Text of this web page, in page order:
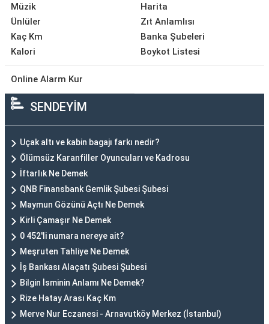
Müzik
Ünlüler
Kaç Km
Kalori
Harita
Zıt Anlamlısı
Banka Şubeleri
Boykot Listesi
Online Alarm Kur
SENDEYİM
Uçak altı ve kabin bagajı farkı nedir?
Ölümsüz Karanfiller Oyuncuları ve Kadrosu
İftarlık Ne Demek
QNB Finansbank Gemlik Şubesi Şubesi
Maymun Gözünü Açtı Ne Demek
Kirli Çamaşır Ne Demek
0 452'li numara nereye ait?
Meşruten Tahliye Ne Demek
İş Bankası Alaçatı Şubesi Şubesi
Bilgin İsminin Anlamı Ne Demek?
Rize Hatay Arası Kaç Km
Merve Nur Eczanesi - Arnavutköy Merkez (İstanbul)